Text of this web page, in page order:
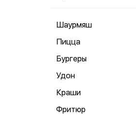
Шаурмяш
Пицца
Бургеры
Удон
Краши
Фритюр